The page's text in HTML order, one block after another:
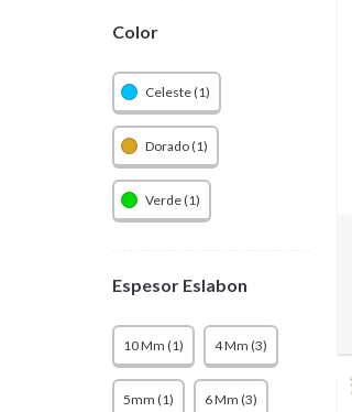
Color
Celeste (1)
Dorado (1)
Verde (1)
Espesor Eslabon
10 Mm (1) 4 Mm (3)
5mm (1) 6 Mm (3)